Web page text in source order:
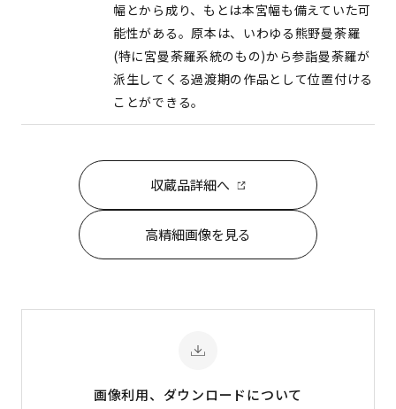
幅とから成り、もとは本宮幅も備えていた可
能性がある。原本は、いわゆる熊野曼荼羅
(特に宮曼荼羅系統のもの)から参詣曼荼羅が
派生してくる過渡期の作品として位置付ける
ことができる。
収蔵品詳細へ
高精細画像を見る
画像利用、ダウンロードについて